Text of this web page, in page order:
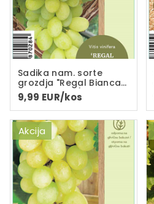
Sadika nam. sorte
grozdja "Regal Bianca"
v loncu C-2L(dvoletna
sadika)
9,99 EUR/kos
Akcija